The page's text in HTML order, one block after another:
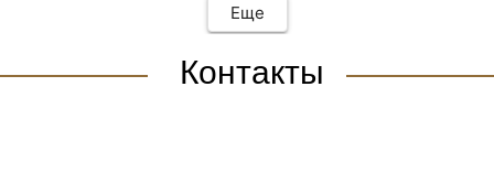
Еще
Контакты